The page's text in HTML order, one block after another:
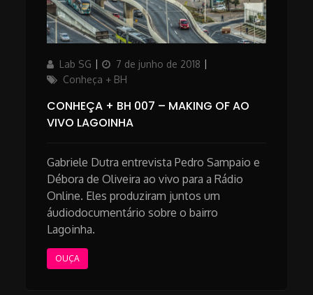
AuthorLab SG
Posted
on
7 de junho de 2018
Conheça + BH
CONHEÇA + BH 007 – MAKING OF AO
VIVO LAGOINHA
Gabriele Dutra entrevista Pedro Sampaio e
Débora de Oliveira ao vivo para a Rádio
Online. Eles produziram juntos um
áudiodocumentário sobre o bairro
Lagoinha.
OUÇA